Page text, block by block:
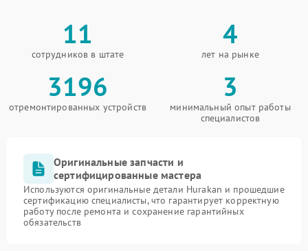
11
сотрудников в штате
4
лет на рынке
3196
отремонтированных устройств
3
минимальный опыт работы
специалистов
Оригинальные запчасти и
сертифицированные мастера
Используются оригинальные детали Hurakan и прошедшие
сертификацию специалисты, что гарантирует корректную
работу после ремонта и сохранение гарантийных
обязательств